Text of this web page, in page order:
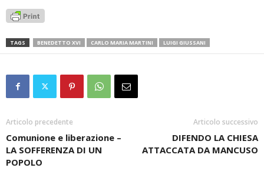
TAGS BENEDETTO XVI CARLO MARIA MARTINI LUIGI GIUSSANI
Articolo precedente
Comunione e liberazione –
LA SOFFERENZA DI UN
POPOLO
Articolo successivo
DIFENDO LA CHIESA
ATTACCATA DA MANCUSO